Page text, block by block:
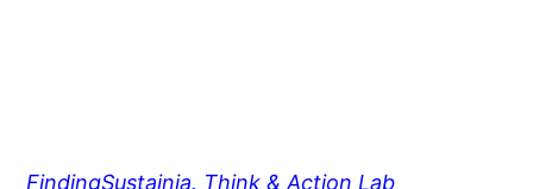
FindingSustainia. Think & Action Lab